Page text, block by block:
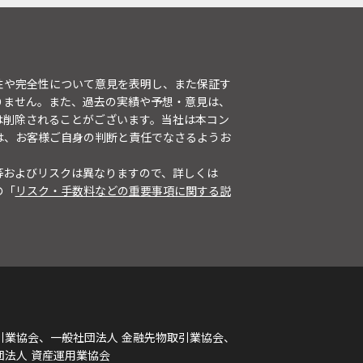
完全性について意見を表明し、また保証す
せん。また、過去の実績や予想・意見は、
除されることがございます。当社は本コン
お客様ご自身の判断と責任でなさるようお
よびリスクは異なりますので、詳しくは
「リスク・手数料などの重要事項に関する説
協会、一般社団法人 金融先物取引業協会、
人 資産運用業協会